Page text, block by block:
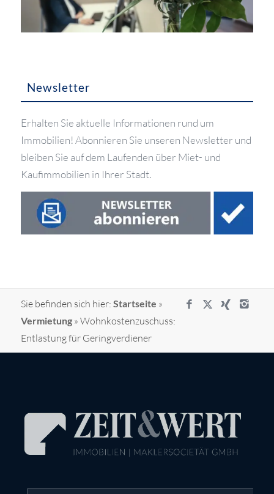
Newsletter
Erhalten Sie aktuelle Informationen rund um
Immobilien! Abonnieren Sie unseren Newsletter und
bleiben Sie auf dem Laufenden über Miet- und
Kaufimmobilien in Ihrer Stadt.
Sie befinden sich hier: Startseite »
Vermietung» Wohnkostenzuschuss:
Entlastung für Geringverdiener